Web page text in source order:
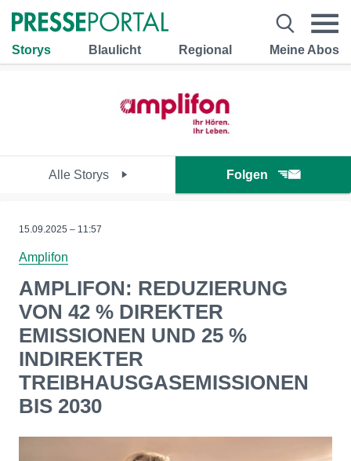
Storys Blaulicht Regional Meine Abos
Alle Storys Folgen
15.09.2025 – 11:57
Amplifon
AMPLIFON: REDUZIERUNG
VON 42 % DIREKTER
EMISSIONEN UND 25 %
INDIREKTER
TREIBHAUSGASEMISSIONEN
BIS 2030